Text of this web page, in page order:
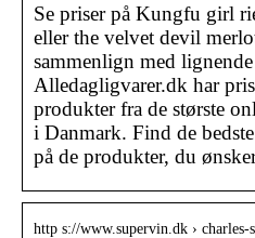
Se priser på Kungfu girl
eller the velvet devil
sammenlign med
Alledagligvarer.dk har
produkter fra de største
i Danmark. Find de
på de produkter, du
http s://www.supervin.dk ›